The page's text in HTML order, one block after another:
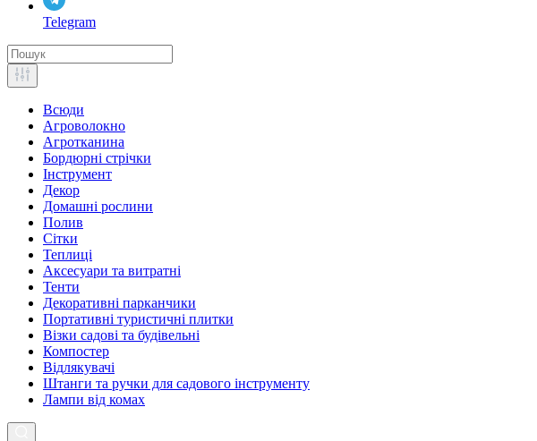
Telegram
Всюди
Агроволокно
Агротканина
Бордюрні стрічки
Інструмент
Декор
Домашні рослини
Полив
Сітки
Теплиці
Аксесуари та витратні
Тенти
Декоративні парканчики
Портативні туристичні плитки
Візки садові та будівельні
Компостер
Відлякувачі
Штанги та ручки для садового інструменту
Лампи від комах